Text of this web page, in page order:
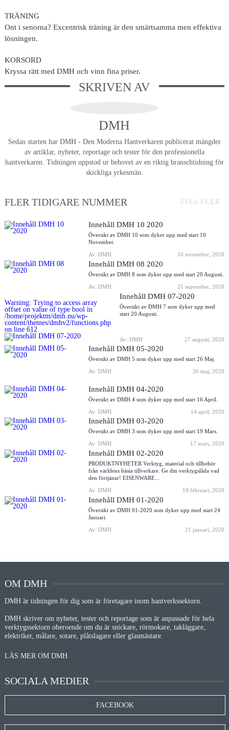
TRÄNING
Ont i senorna? Excentrisk träning är den smärtsamma men effektiva
lösningen.
KORSORD
Kryssa rätt med DMH och vinn fina priser.
SKRIVEN AV
DMH
Sedan starten har DMH - Den Moderna Hantverkaren publicerat mängder
av artiklar, nyheter, reportage och tester för den professionella
hantverkaren. Tidningen uppstod ur behovet av en riktig branschtidning för
skickliga yrkesmän.
FLER TIDIGARE NUMMER VISA FLER
Innehåll DMH 10 2020
Översikt av DMH 10 som dyker upp med start 10
November.
Av: DMH
10 november, 2020
Innehåll DMH 08 2020
Översikt av DMH 8 som dyker upp med start 20 Augusti.
Av: DMH
21 september, 2020
Warning: Trying to access array
offset on value of type bool in
/home/projektm/dmh.nu/wp-
content/themes/dmhv2/functions.php
on line 612
Innehåll DMH 07-2020
Översikt av DMH 7 som dyker upp med
start 20 Augusti.
Av: DMH 27 augusti, 2020
Innehåll DMH 05-2020
Översikt av DMH 5 som dyker upp med start 26 Maj.
Av: DMH
26 maj, 2020
Innehåll DMH 04-2020
Översikt av DMH 4 som dyker upp med start 16 April.
Av: DMH
14 april, 2020
Innehåll DMH 03-2020
Översikt av DMH 3 som dyker upp med start 19 Mars.
Av: DMH
17 mars, 2020
Innehåll DMH 02-2020
PRODUKTNYHETER Verktyg, material och tillbehör
från världens bästa tillverkare. Ge din verktygslåda vad
den förtjänar! EISENWARE...
Av: DMH
18 februari, 2020
Innehåll DMH 01-2020
Översikt av DMH 01-2020 som dyker upp med start 24
Januari.
Av: DMH
21 januari, 2020
OM DMH
DMH är tidningen för dig som är företagare inom hantverkssektorn.
DMH skriver om nyheter, tester och reportage som är anpassade för hela
verktygssektorn oberoende om du är snickare, rörmokare, takläggare,
elektriker, målare, sotare, plåtslagare eller glasmästare.
LÄS MER OM DMH
SOCIALA MEDIER
FACEBOOK